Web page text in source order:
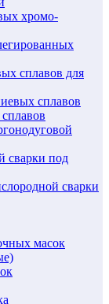
хромо-
сплавов для
сплавов
сварки под
сварки
масок